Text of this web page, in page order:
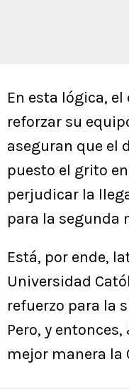
En esta lógica,
reforzar su
aseguran que el
puesto el grito
perjudicar la
para la segunda
Está, por ende,
Universidad
refuerzo para la
Pero, y
mejor manera la